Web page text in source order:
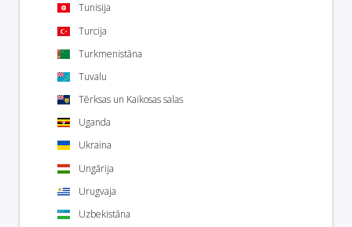
Tunisija
Turcija
Turkmenistāna
Tuvalu
Tērksas un Kaikosas salas
Uganda
Ukraina
Ungārija
Urugvaja
Uzbekistāna